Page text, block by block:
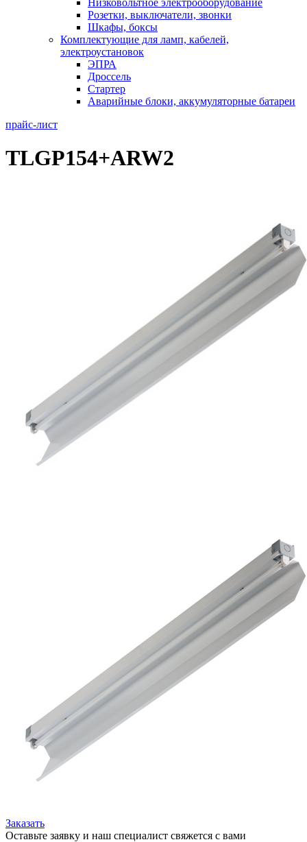
Низковольтное электрооборудование
Розетки, выключатели, звонки
Шкафы, боксы
Комплектующие для ламп, кабелей,
электроустановок
ЭПРА
Дроссель
Стартер
Аварийные блоки, аккумуляторные батареи
прайс-лист
TLGP154+ARW2
Заказать
Оставьте заявку и наш специалист свяжется с вами